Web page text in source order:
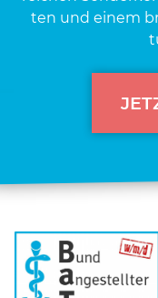
ten und einem